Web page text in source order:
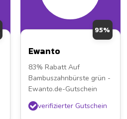
95%
Ewanto
83% Rabatt Auf
Bambuszahnbürste grün -
Ewanto.de-Gutschein
verifizierter Gutschein